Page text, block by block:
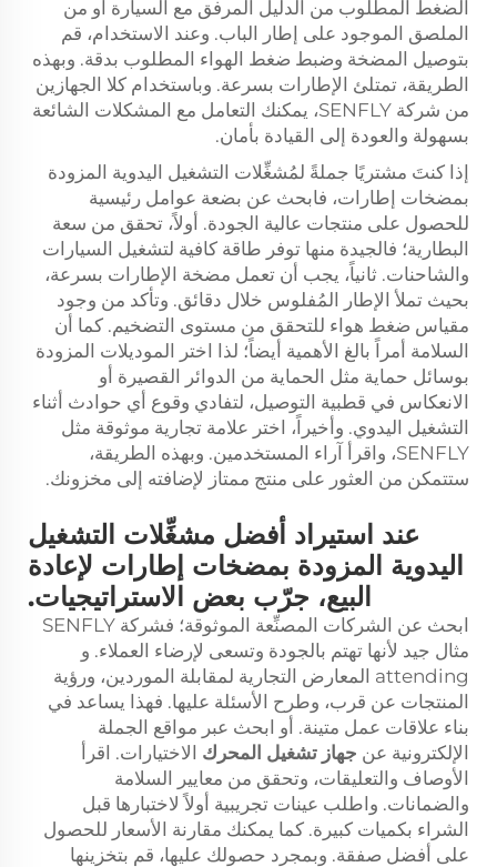
الضغط المطلوب من الدليل المرفق مع السيارة أو من
الملصق الموجود على إطار الباب. وعند الاستخدام، قم
بتوصيل المضخة وضبط ضغط الهواء المطلوب بدقة. وبهذه
الطريقة، تمتلئ الإطارات بسرعة. وباستخدام كلا الجهازين
من شركة SENFLY، يمكنك التعامل مع المشكلات الشائعة
بسهولة والعودة إلى القيادة بأمان.
إذا كنتَ مشتريًا جملةً لمُشغِّلات التشغيل اليدوية المزودة
بمضخات إطارات، فابحث عن بضعة عوامل رئيسية
للحصول على منتجات عالية الجودة. أولاً، تحقق من سعة
البطارية؛ فالجيدة منها توفر طاقة كافية لتشغيل السيارات
والشاحنات. ثانياً، يجب أن تعمل مضخة الإطارات بسرعة،
بحيث تملأ الإطار المُفلوس خلال دقائق. وتأكد من وجود
مقياس ضغط هواء للتحقق من مستوى التضخيم. كما أن
السلامة أمراً بالغ الأهمية أيضاً؛ لذا اختر الموديلات المزودة
بوسائل حماية مثل الحماية من الدوائر القصيرة أو
الانعكاس في قطبية التوصيل، لتفادي وقوع أي حوادث أثناء
التشغيل اليدوي. وأخيراً، اختر علامة تجارية موثوقة مثل
SENFLY، واقرأ آراء المستخدمين. وبهذه الطريقة،
ستتمكن من العثور على منتج ممتاز لإضافته إلى مخزونك.
عند استيراد أفضل مشغِّلات التشغيل
اليدوية المزودة بمضخات إطارات لإعادة
البيع، جرّب بعض الاستراتيجيات.
ابحث عن الشركات المصنِّعة الموثوقة؛ فشركة SENFLY
مثال جيد لأنها تهتم بالجودة وتسعى لإرضاء العملاء. و
attending المعارض التجارية لمقابلة الموردين، ورؤية
المنتجات عن قرب، وطرح الأسئلة عليها. فهذا يساعد في
بناء علاقات عمل متينة. أو ابحث عبر مواقع الجملة
الإلكترونية عن جهاز تشغيل المحرك الاختيارات. اقرأ
الأوصاف والتعليقات، وتحقق من معايير السلامة
والضمانات. واطلب عينات تجريبية أولاً لاختبارها قبل
الشراء بكميات كبيرة. كما يمكنك مقارنة الأسعار للحصول
على أفضل صفقة. وبمجرد حصولك عليها، قم بتخزينها